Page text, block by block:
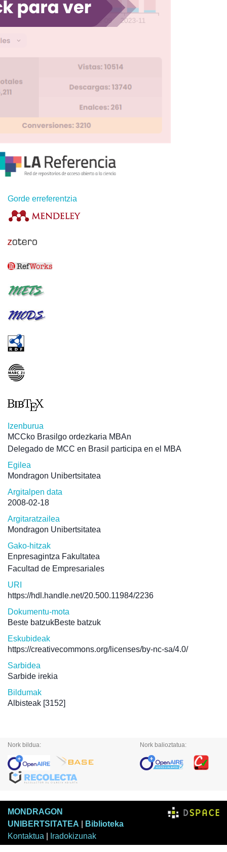
Gorde erreferentzia
Izenburua
MCCko Brasilgo ordezkaria MBAn
Delegado de MCC en Brasil participa en el MBA
Egilea
Mondragon Unibertsitatea
Argitalpen data
2008-02-18
Argitaratzailea
Mondragon Unibertsitatea
Gako-hitzak
Enpresagintza Fakultatea
Facultad de Empresariales
URI
https://hdl.handle.net/20.500.11984/2236
Dokumentu-mota
Beste batzukBeste batzuk
Eskubideak
https://creativecommons.org/licenses/by-nc-sa/4.0/
Sarbidea
Sarbide irekia
Bildumak
Albisteak [3152]
Nork bildua: Nork balioztatua:
MONDRAGON
UNIBERTSITATEA
Biblioteka
Kontaktua
Iradokizunak